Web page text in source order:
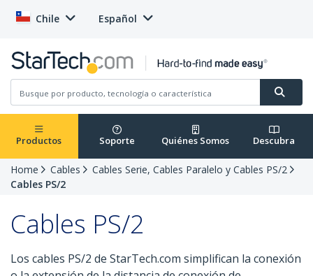
Chile Español
Productos Soporte Quiénes Somos Descubra
Home Cables
Cables Serie, Cables Paralelo y Cables PS/2
Cables PS/2
Cables PS/2
Los cables PS/2 de StarTech.com simplifican la conexión